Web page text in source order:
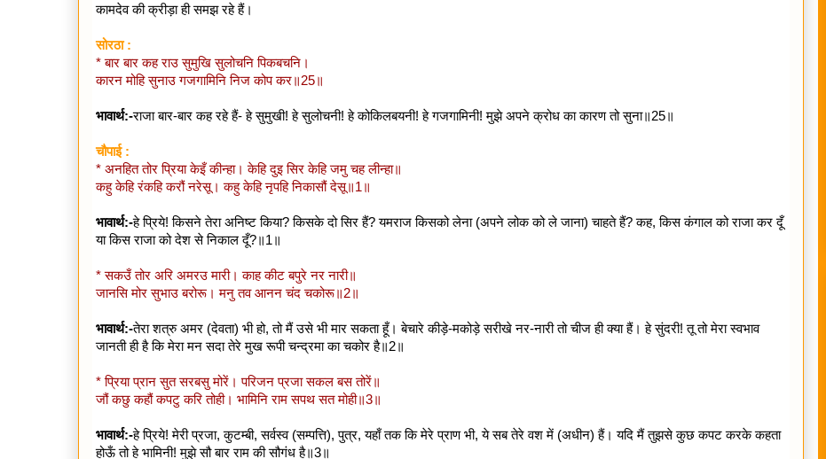
कामदेव की क्रीड़ा ही समझ रहे हैं।
सोरठा :
* बार बार कह राउ सुमुखि सुलोचनि पिकबचनि।
कारन मोहि सुनाउ गजगामिनि निज कोप कर॥25॥
भावार्थ:-राजा बार-बार कह रहे हैं- हे सुमुखी! हे सुलोचनी! हे कोकिलबयनी! हे गजगामिनी! मुझे अपने क्रोध का कारण तो सुना॥25॥
चौपाई :
* अनहित तोर प्रिया केइँ कीन्हा। केहि दुइ सिर केहि जमु चह लीन्हा॥
कहु केहि रंकहि करौं नरेसू। कहु केहि नृपहि निकासौं देसू॥1॥
भावार्थ:-हे प्रिये! किसने तेरा अनिष्ट किया? किसके दो सिर हैं? यमराज किसको लेना (अपने लोक को ले जाना) चाहते हैं? कह, किस कंगाल को राजा कर दूँ
या किस राजा को देश से निकाल दूँ?॥1॥
* सकउँ तोर अरि अमरउ मारी। काह कीट बपुरे नर नारी॥
जानसि मोर सुभाउ बरोरू। मनु तव आनन चंद चकोरू॥2॥
भावार्थ:-तेरा शत्रु अमर (देवता) भी हो, तो मैं उसे भी मार सकता हूँ। बेचारे कीड़े-मकोड़े सरीखे नर-नारी तो चीज ही क्या हैं। हे सुंदरी! तू तो मेरा स्वभाव
जानती ही है कि मेरा मन सदा तेरे मुख रूपी चन्द्रमा का चकोर है॥2॥
* प्रिया प्रान सुत सरबसु मोरें। परिजन प्रजा सकल बस तोरें॥
जौं कछु कहौं कपटु करि तोही। भामिनि राम सपथ सत मोही॥3॥
भावार्थ:-हे प्रिये! मेरी प्रजा, कुटम्बी, सर्वस्व (सम्पत्ति), पुत्र, यहाँ तक कि मेरे प्राण भी, ये सब तेरे वश में (अधीन) हैं। यदि मैं तुझसे कुछ कपट करके कहता
होऊँ तो हे भामिनी! मुझे सौ बार राम की सौगंध है॥3॥